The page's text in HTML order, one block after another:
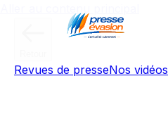
Revues de presseNos vidéos